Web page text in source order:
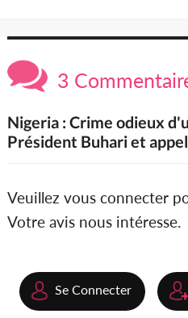
3
Nigeria : Crime odieux
Président Buhari et
Veuillez vous connecter
Votre avis nous intéresse.
Se Connecter